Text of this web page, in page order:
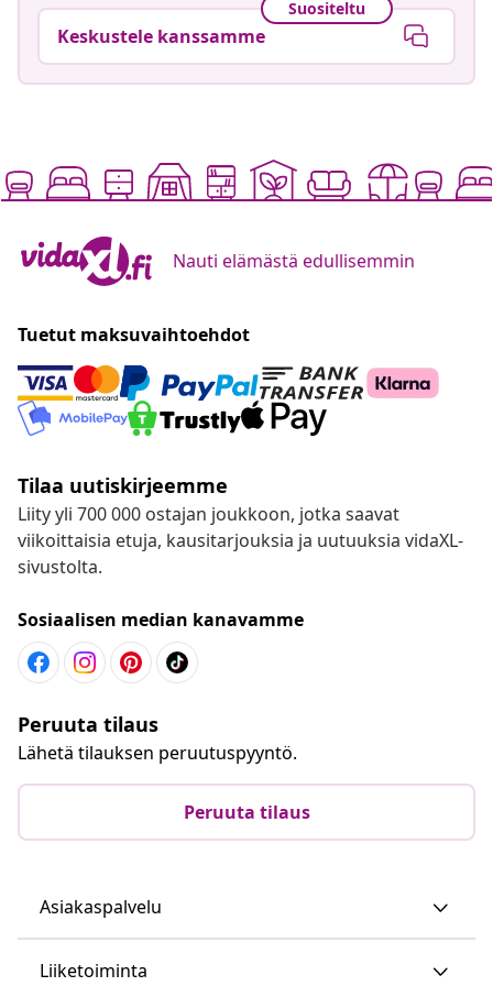
Suositeltu
Keskustele kanssamme
Nauti elämästä edullisemmin
Tuetut maksuvaihtoehdot
Tilaa uutiskirjeemme
Liity yli 700 000 ostajan joukkoon, jotka saavat
viikoittaisia etuja, kausitarjouksia ja uutuuksia vidaXL-
sivustolta.
Sosiaalisen median kanavamme
Peruuta tilaus
Lähetä tilauksen peruutuspyyntö.
Peruuta tilaus
Asiakaspalvelu
Liiketoiminta